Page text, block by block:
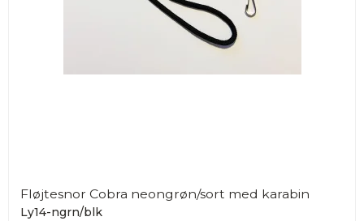
Fløjtesnor Cobra neongrøn/sort med karabin
Ly14-ngrn/blk